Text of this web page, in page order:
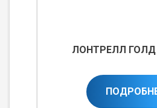
ЛОНТРЕЛЛ ГОЛД